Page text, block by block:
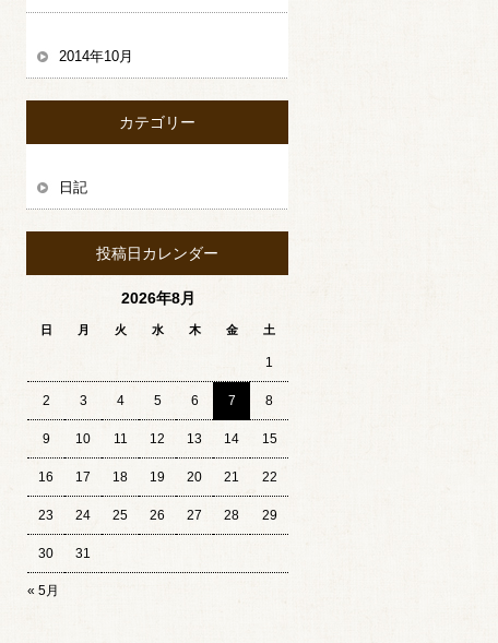
2014年10月
カテゴリー
日記
投稿日カレンダー
2026年8月
日 月 火 水 木 金 土
« 5月
1
2 3 4 5 6 7 8
9 10 11 12 13 14 15
16 17 18 19 20 21 22
23 24 25 26 27 28 29
30 31